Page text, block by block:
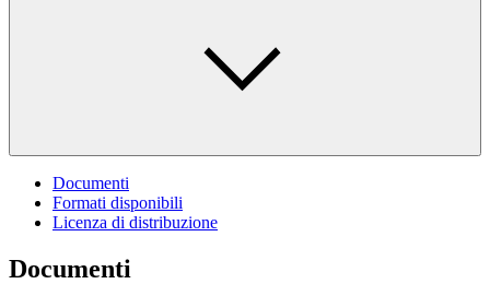
Documenti
Formati disponibili
Licenza di distribuzione
Documenti